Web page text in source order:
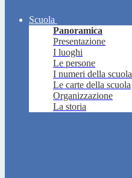
Scuola
Panoramica
Presentazione
I luoghi
Le persone
I numeri della scuola
Le carte della scuola
Organizzazione
La storia